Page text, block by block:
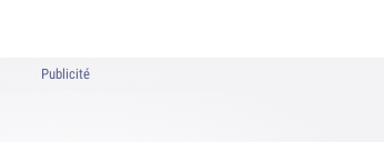
Publicité